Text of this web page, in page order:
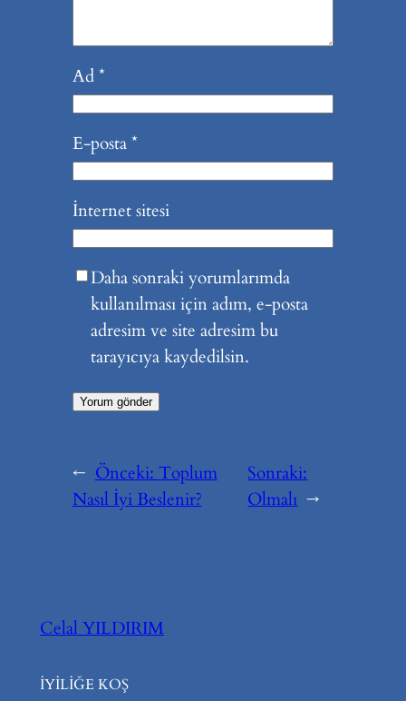
Ad*
E-posta*
İnternet sitesi
Daha sonraki yorumlarımda
kullanılması için adım, e-posta
adresim ve site adresim bu
tarayıcıya kaydedilsin.
← Önceki: Toplum
Nasıl İyi Beslenir?
Sonraki:
Olmalı →
Celal YILDIRIM
İYİLİĞE KOŞ